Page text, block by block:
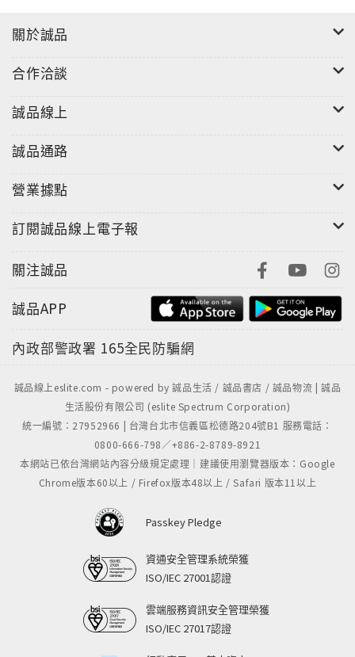
關於誠品
合作洽談
誠品線上
誠品通路
營業據點
訂閱誠品線上電子報
關注誠品
誠品APP
內政部警政署 165全民防騙網
誠品線上eslite.com - powered by 誠品生活 / 誠品書店 / 誠品物流 | 誠品
生活股份有限公司 (eslite Spectrum Corporation)
統一編號：27952966 | 台灣台北市信義區松德路204號B1 服務電話：
0800-666-798／+886-2-8789-8921
本網站已依台灣網站內容分級規定處理｜建議使用瀏覽器版本：Google
Chrome版本60以上 / Firefox版本48以上 / Safari 版本11以上
Passkey Pledge
資通安全管理系統榮獲
ISO/IEC 27001認證
雲端服務資訊安全管理榮獲
ISO/IEC 27017認證